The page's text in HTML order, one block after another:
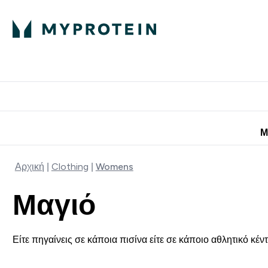
Αρχική Clothing Womens
Μαγιό
Είτε πηγαίνεις σε κάποια πισίνα είτε σε κάποιο αθλητικό